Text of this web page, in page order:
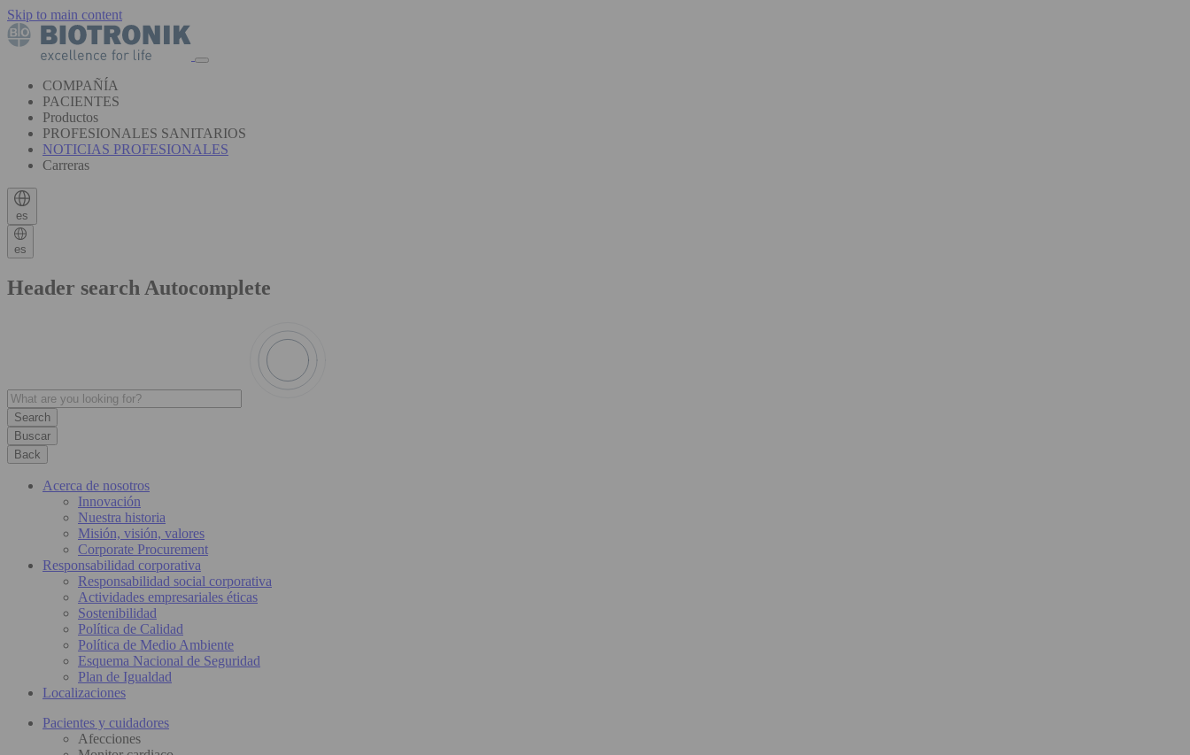
Skip to main content
COMPAÑÍA
PACIENTES
Productos
PROFESIONALES SANITARIOS
NOTICIAS PROFESIONALES
Carreras
es
es
Header search Autocomplete
Buscar
Back
Acerca de nosotros
Innovación
Nuestra historia
Misión, visión, valores
Corporate Procurement
Responsabilidad corporativa
Responsabilidad social corporativa
Actividades empresariales éticas
Sostenibilidad
Política de Calidad
Política de Medio Ambiente
Esquema Nacional de Seguridad
Plan de Igualdad
Localizaciones
Pacientes y cuidadores
Afecciones